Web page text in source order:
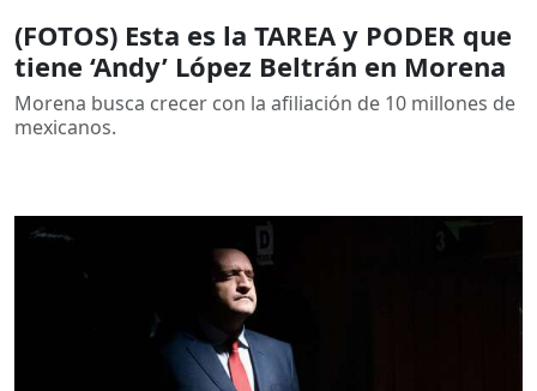
(FOTOS) Esta es la TAREA y PODER que
tiene ‘Andy’ López Beltrán en Morena
Morena busca crecer con la afiliación de 10 millones de
mexicanos.